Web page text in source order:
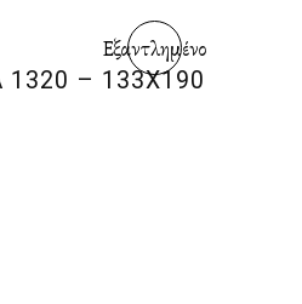
Εξαντλημένο
1320 – 133X190